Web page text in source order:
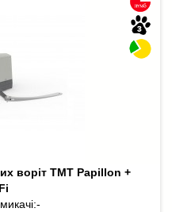
воріт TMT Papillon +
-